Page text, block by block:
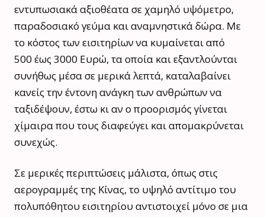
εντυπωσιακά αξιοθέατα σε χαμηλό υψόμετρο,
παραδοσιακό γεύμα και αναμνηστικά δώρα. Με
το κόστος των εισιτηρίων να κυμαίνεται από
500 έως 3000 Ευρώ, τα οποία και εξαντλούνται
συνήθως μέσα σε μερικά λεπτά, καταλαβαίνει
κανείς την έντονη ανάγκη των ανθρώπων να
ταξιδέψουν, έστω κι αν ο προορισμός γίνεται
χίμαιρα που τους διαφεύγει και απομακρύνεται
συνεχώς.
Σε μερικές περιπτώσεις μάλιστα, όπως στις
αερογραμμές της Κίνας, το υψηλό αντίτιμο του
πολυπόθητου εισιτηρίου αντιστοιχεί μόνο σε μια